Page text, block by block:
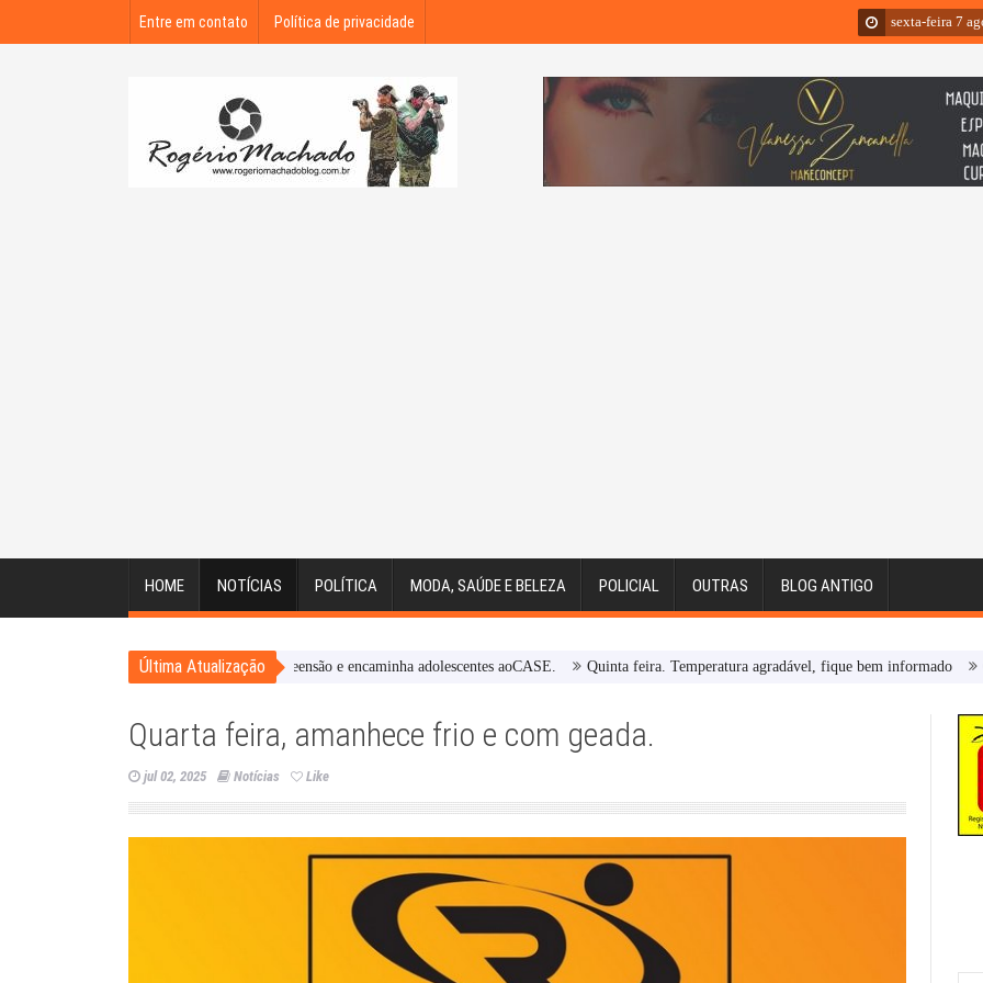
Entre em contato Política de privacidade sexta-feira 7
HOME NOTÍCIAS POLÍTICA MODA, SAÚDE E BELEZA POLICIAL OUTRAS BLOG ANTIGO
Última Atualização
mandado de busca e apreensão e encaminha adolescentes aoCASE. Quinta feira. Temperatura agradável, fique bem informado Carazinho –
Quarta feira, amanhece frio e com geada.
jul 02, 2025 Notícias Like